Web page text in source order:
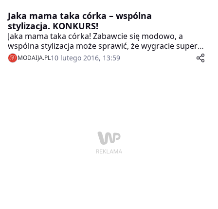
Jaka mama taka córka – wspólna
stylizacja. KONKURS!
Jaka mama taka córka! Zabawcie się modowo, a
wspólna stylizacja może sprawić, że wygracie super
nagrody!
MODAIJA.PL10 lutego 2016, 13:59